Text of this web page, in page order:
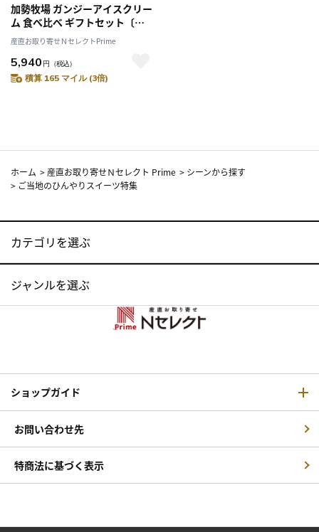
加勢牧場 ガンジーアイスクリー
ム 食べ比べ ギフトセット〔ス
トロベリー ほか全5種 各
90ml×2〕
産直お取り寄せＮセレクトPrime
5,940 円 （税込）
積算 165 マイル (3倍)
ホーム > 産直お取り寄せＮセレクト Prime > シーンから探す
> ご当地のひんやりスイーツ特集
カテゴリを選ぶ
ジャンルを選ぶ
ショップガイド
お問い合わせ先
特商法に基づく表示